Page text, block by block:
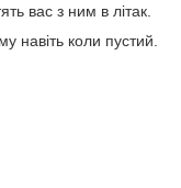
вас з ним в літак.
навіть коли пустий.